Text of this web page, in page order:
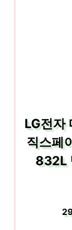
LG전자
직스페
832L